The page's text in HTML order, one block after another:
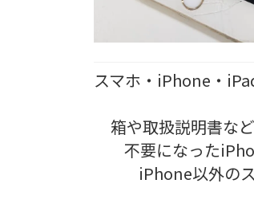
スマホ・iPhone・
箱や取扱説明書な
不要になった
iPhone以外の